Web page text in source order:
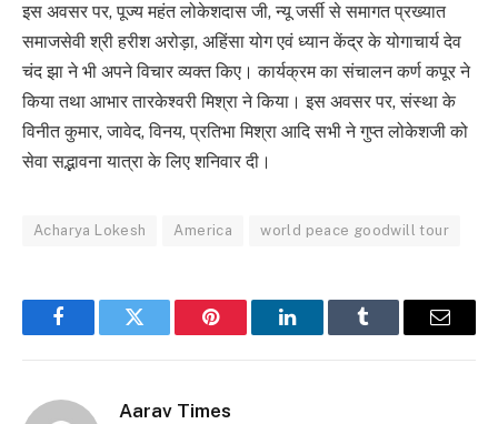
इस अवसर पर, पूज्य महंत लोकेशदास जी, न्यू जर्सी से समागत प्रख्यात
समाजसेवी श्री हरीश अरोड़ा, अहिंसा योग एवं ध्यान केंद्र के योगाचार्य देव
चंद झा ने भी अपने विचार व्यक्त किए। कार्यक्रम का संचालन कर्ण कपूर ने
किया तथा आभार तारकेश्वरी मिश्रा ने किया। इस अवसर पर, संस्था के
विनीत कुमार, जावेद, विनय, प्रतिभा मिश्रा आदि सभी ने गुप्त लोकेशजी को
सेवा सद्भावना यात्रा के लिए शनिवार दी।
Acharya Lokesh America world peace goodwill tour
FacebookTwitter Pinterest LinkedInTumblr Email
Aarav Times